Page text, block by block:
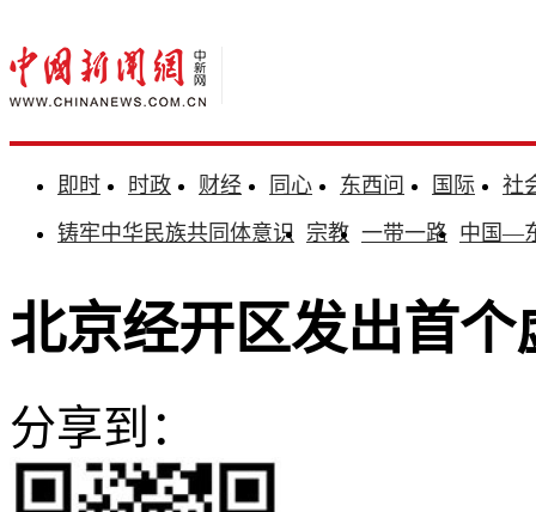
即时 时政 财经 同心 东西问 国际
社
铸牢中华民族共同体意识 宗教 一带一路 中国—
北京经开区发出首
分享到：